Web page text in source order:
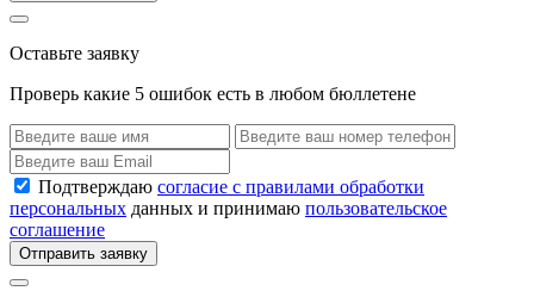
Оставьте заявку
Проверь какие 5 ошибок есть в любом бюллетене
Подтверждаю согласие с правилами обработки
персональных данных и принимаю пользовательское
соглашение
Отправить заявку